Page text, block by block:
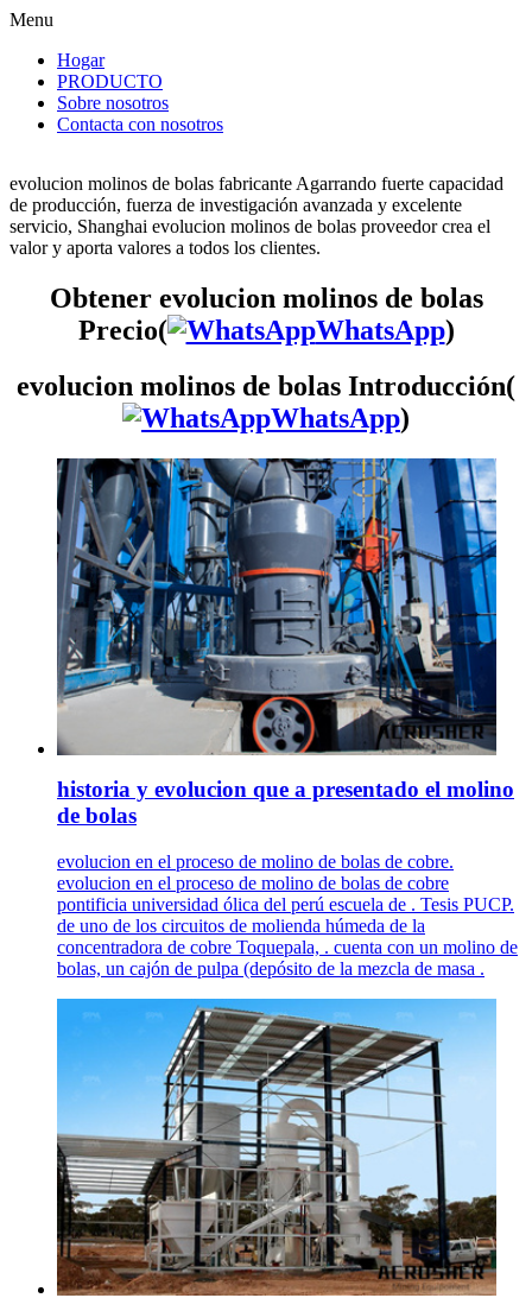
Menu
Hogar
PRODUCTO
Sobre nosotros
Contacta con nosotros
evolucion molinos de bolas fabricante Agarrando fuerte capacidad
de producción, fuerza de investigación avanzada y excelente
servicio, Shanghai evolucion molinos de bolas proveedor crea el
valor y aporta valores a todos los clientes.
Obtener evolucion molinos de bolas
Precio(
WhatsApp)
evolucion molinos de bolas Introducción(
WhatsApp)
historia y evolucion que a presentado el molino
de bolas
evolucion en el proceso de molino de bolas de cobre.
evolucion en el proceso de molino de bolas de cobre
pontificia universidad ólica del perú escuela de . Tesis PUCP.
de uno de los circuitos de molienda húmeda de la
concentradora de cobre Toquepala, . cuenta con un molino de
bolas, un cajón de pulpa (depósito de la mezcla de masa .